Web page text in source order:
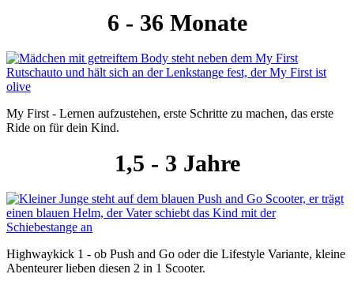
6 - 36 Monate
My First - Lernen aufzustehen, erste Schritte zu machen, das erste
Ride on für dein Kind.
1,5 - 3 Jahre
Highwaykick 1 - ob Push and Go oder die Lifestyle Variante, kleine
Abenteurer lieben diesen 2 in 1 Scooter.